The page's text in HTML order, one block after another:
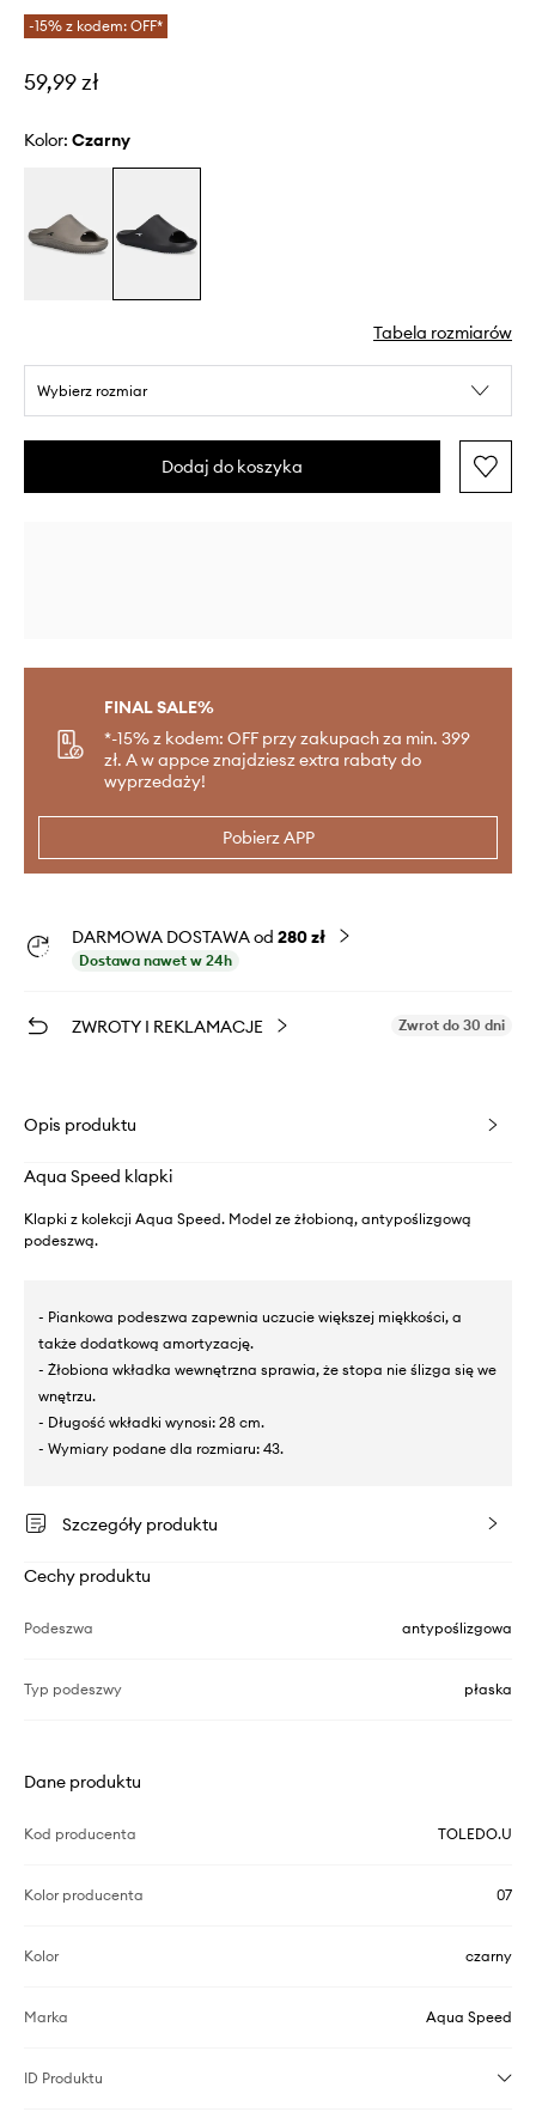
-15% z kodem: OFF*
59,99 zł
Kolor: czarny
Tabela rozmiarów
Wybierz rozmiar
Dodaj do koszyka
FINAL SALE%
*-15% z kodem: OFF przy zakupach za min. 399
zł. A w appce znajdziesz extra rabaty do
wyprzedaży!
Pobierz APP
DARMOWA DOSTAWA od 280 zł
Dostawa nawet w 24h
ZWROTY I REKLAMACJE Zwrot do 30 dni
Opis produktu
Aqua Speed klapki
Klapki z kolekcji Aqua Speed. Model ze żłobioną, antypoślizgową
podeszwą.
- Piankowa podeszwa zapewnia uczucie większej miękkości, a
także dodatkową amortyzację.
- Żłobiona wkładka wewnętrzna sprawia, że stopa nie ślizga się we
wnętrzu.
- Długość wkładki wynosi: 28 cm.
- Wymiary podane dla rozmiaru: 43.
Szczegóły produktu
Cechy produktu
Podeszwa antypoślizgowa
Typ podeszwy płaska
Dane produktu
Kod producenta TOLEDO.U
Kolor producenta 07
Kolor czarny
Marka Aqua Speed
ID Produktu